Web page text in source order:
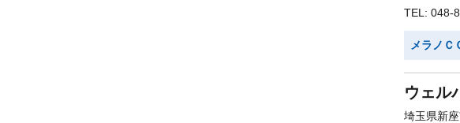
TEL: 048-
メラノ
ウェル
埼玉県新